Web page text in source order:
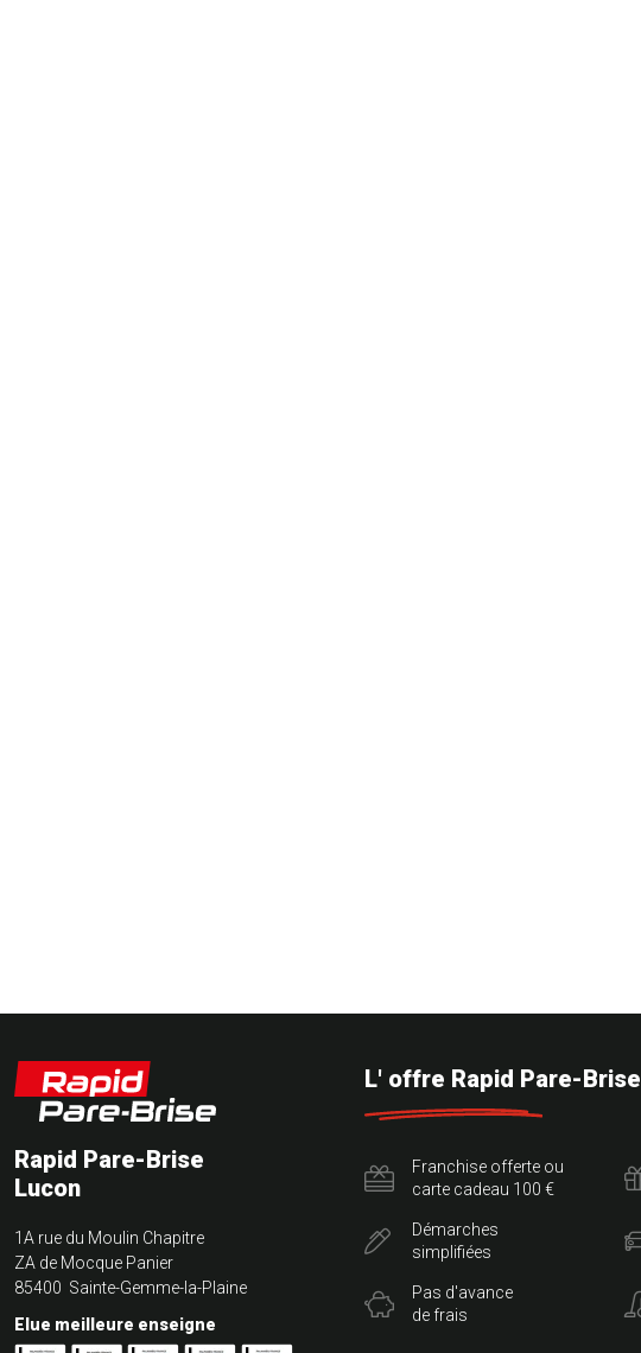
Rapid Pare-Brise
Lucon
1A rue du Moulin Chapitre
ZA de Mocque Panier
85400 Sainte-Gemme-la-Plaine
Elue meilleure enseigne
L' offre Rapid Pare-Brise
Franchise offerte ou
carte cadeau 100 €
Démarches
simplifiées
Pas d'avance
de frais